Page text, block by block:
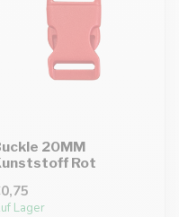
20MM
Rot
Lager